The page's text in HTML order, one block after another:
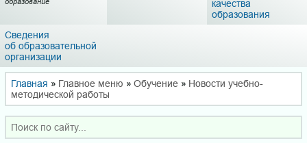
качества
образования
Сведения
об образовательной
организации
Главная » Главное меню » Обучение » Новости учебно-
методической работы